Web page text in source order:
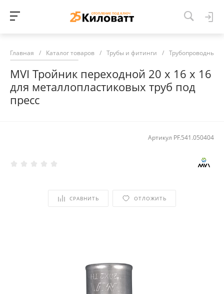
Главная / Каталог товаров / Трубы и фитинги / Трубопроводные
MVI Тройник переходной 20 х 16 х 16
для металлопластиковых труб под
пресс
Артикул PF.541.050404
СРАВНИТЬ ОТЛОЖИТЬ